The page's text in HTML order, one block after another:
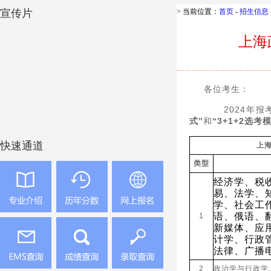
宣传片
快速通道
> 当前位置： 首页 - 招生信息